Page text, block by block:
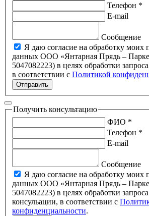
Телефон *
E-mail
Сообщение
Я даю согласие на обработку моих
данных ООО «Янтарная Прядь –
5047082223) в целях обработки запроса и обратной связи,
в соответствии с Политикой
Отправить
Получить консультацию
ФИО *
Телефон *
E-mail
Сообщение
Я даю согласие на обработку моих
данных ООО «Янтарная Прядь –
5047082223) в целях обработки запроса и полченя
консульации, в соответствии с
конфиденциальности.